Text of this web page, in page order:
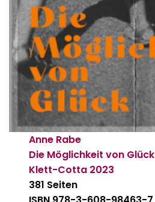
Anne Rabe
Die Möglichkeit von Glück
Klett-Cotta 2023
381 Seiten